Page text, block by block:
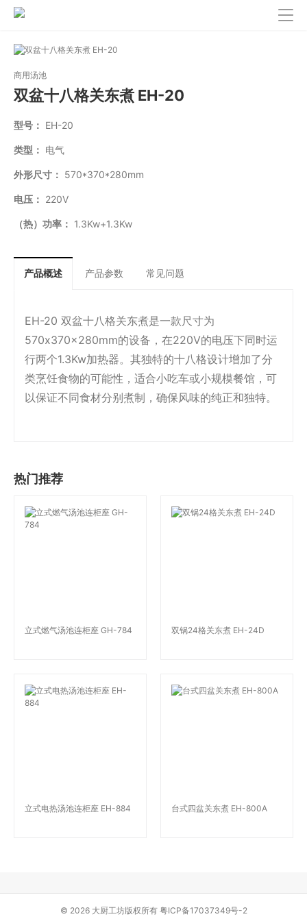
商用汤池
双盆十八格关东煮 EH-20
型号： EH-20
类型： 电气
外形尺寸： 570*370*280mm
电压： 220V
（热）功率： 1.3Kw+1.3Kw
产品概述 产品参数 常见问题
EH-20 双盆十八格关东煮是一款尺寸为
570x370x280mm的设备，在220V的电压下同时运
行两个1.3Kw加热器。其独特的十八格设计增加了分
类烹饪食物的可能性，适合小吃车或小规模餐馆，可
以保证不同食材分别煮制，确保风味的纯正和独特。
热门推荐
立式燃气汤池连柜座 GH-784 双锅24格关东煮 EH-24D
立式电热汤池连柜座 EH-884 台式四盆关东煮 EH-800A
© 2026 大厨工坊版权所有 粤ICP备17037349号-2